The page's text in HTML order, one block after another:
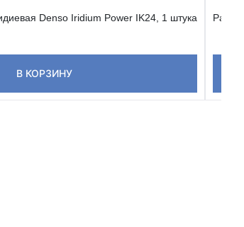
Denso Iridium Power IK24, 1 штука
В КОРЗИНУ